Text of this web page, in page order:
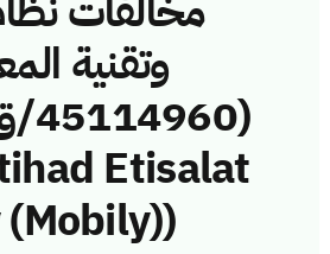
وتقنية